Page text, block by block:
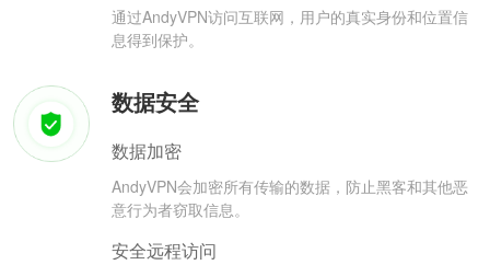
通过AndyVPN访问互联网，用户的真实身份和位置信
息得到保护。
数据安全
数据加密
AndyVPN会加密所有传输的数据，防止黑客和其他恶
意行为者窃取信息。
安全远程访问